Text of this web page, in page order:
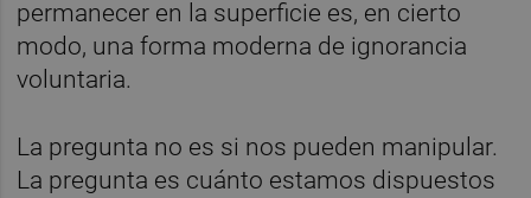
permanecer en la superficie es, en cierto
modo, una forma moderna de ignorancia
voluntaria.
La pregunta no es si nos pueden manipular.
La pregunta es cuánto estamos dispuestos